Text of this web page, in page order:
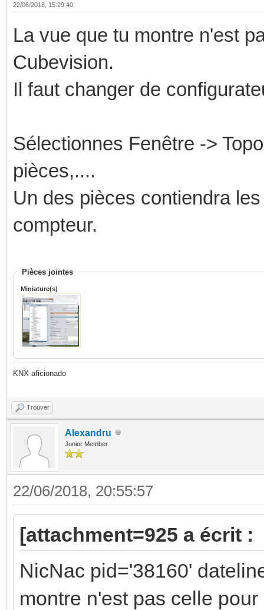
22/06/2018, 15:29:40
La vue que tu montre n'est
Cubevision.
Il faut changer de
Sélectionnes Fenêtre ->
pièces,....
Un des pièces contiendra
compteur.
Pièces jointes
Miniature(s)
KNX aficionado
Trouver
Alexandru
Junior Member
22/06/2018, 20:55:57
[attachment=925 a écrit :
NicNac pid='38160'
montre n'est pas celle